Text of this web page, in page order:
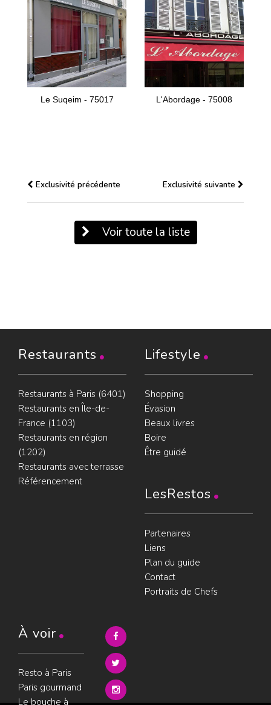
Le Suqeim - 75017 L'Abordage - 75008
Exclusivité précédente Exclusivité suivante
Voir toute la liste
Restaurants
Restaurants à Paris (6401)
Restaurants en Île-de-
France (1103)
Restaurants en région
(1202)
Restaurants avec terrasse
Référencement
Lifestyle
Shopping
Évasion
Beaux livres
Boire
Être guidé
LesRestos
Partenaires
Liens
Plan du guide
Contact
Portraits de Chefs
À voir
Resto à Paris
Paris gourmand
Le bouche à